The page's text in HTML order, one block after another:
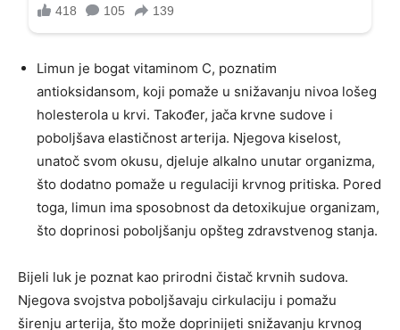
Limun je bogat vitaminom C, poznatim
antioksidansom, koji pomaže u snižavanju nivoa lošeg
holesterola u krvi. Također, jača krvne sudove i
poboljšava elastičnost arterija. Njegova kiselost,
unatoč svom okusu, djeluje alkalno unutar organizma,
što dodatno pomaže u regulaciji krvnog pritiska. Pored
toga, limun ima sposobnost da detoxikujue organizam,
što doprinosi poboljšanju opšteg zdravstvenog stanja.
Bijeli luk je poznat kao prirodni čistač krvnih sudova.
Njegova svojstva poboljšavaju cirkulaciju i pomažu
širenju arterija, što može doprinijeti snižavanju krvnog